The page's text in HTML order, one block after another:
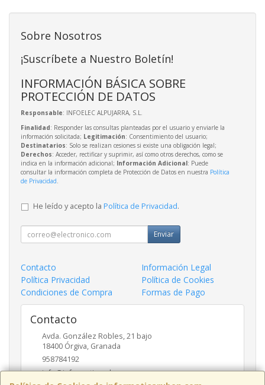
Sobre Nosotros
¡Suscríbete a Nuestro Boletín!
INFORMACIÓN BÁSICA SOBRE
PROTECCIÓN DE DATOS
Responsable: INFOELEC ALPUJARRA, S.L.
Finalidad: Responder las consultas planteadas por el usuario y enviarle la
información solicitada; Legitimación: Consentimiento del usuario;
Destinatarios: Solo se realizan cesiones si existe una obligación legal;
Derechos: Acceder, rectificar y suprimir, así como otros derechos, como se
indica en la información adicional; Información Adicional: Puede
consultar la información completa de Protección de Datos en nuestra Política
de Privacidad.
He leído y acepto la Política de Privacidad.
Enviar
Contacto
Información Legal
Política Privacidad
Política de Cookies
Condiciones de Compra
Formas de Pago
Contacto
Avda. González Robles, 21 bajo
18400 Órgiva, Granada
958784192
info@informaticaruben.com